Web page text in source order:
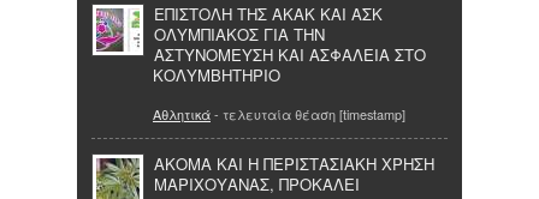
ΕΠΙΣΤΟΛΗ ΤΗΣ ΑΚΑΚ ΚΑΙ ΑΣΚ
ΟΛΥΜΠΙΑΚΟΣ ΓΙΑ ΤΗΝ
ΑΣΤΥΝΟΜΕΥΣΗ ΚΑΙ ΑΣΦΑΛΕΙΑ ΣΤΟ
ΚΟΛΥΜΒΗΤΗΡΙΟ
Αθλητικά- τελευταία θέαση [timestamp]
ΑΚΟΜΑ ΚΑΙ Η ΠΕΡΙΣΤΑΣΙΑΚΗ ΧΡΗΣΗ
ΜΑΡΙΧΟΥΑΝΑΣ, ΠΡΟΚΑΛΕΙ